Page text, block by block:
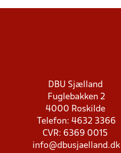
DBU Sjælland
Fuglebakken 2
4000 Roskilde
Telefon: 4632 3366
CVR: 6369 0015
info@dbusjaelland.dk